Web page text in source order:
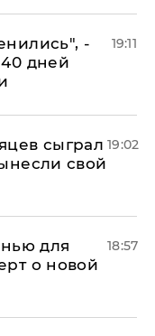
-
дней
19:11
сыграл
свой
19:02
для
о новой
18:57